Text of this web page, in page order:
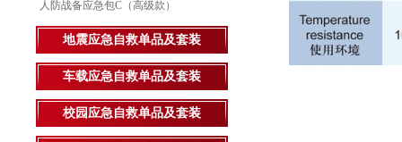
人防战备应急包C（高级款）
地震应急自救单品及套装
车载应急自救单品及套装
校园应急自救单品及套装